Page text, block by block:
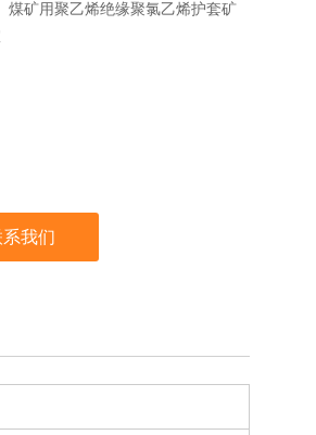
煤矿用聚乙烯绝缘聚氯乙烯护套矿
我们